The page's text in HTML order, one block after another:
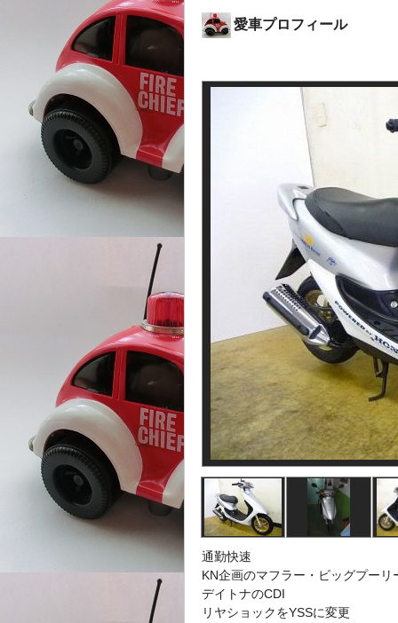
愛車プロフィール
通勤快速
KN企画のマフラー・ビッグプー
デイトナのCDI
リヤショックをYSSに変更